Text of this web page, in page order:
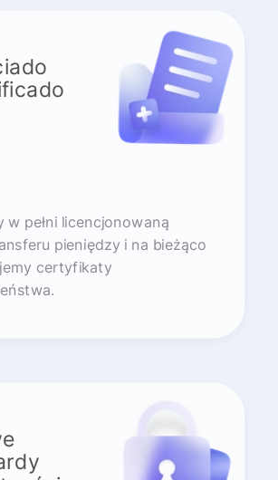
w pełni licencjonowaną
pieniędzy i na bieżąco
certyfikaty